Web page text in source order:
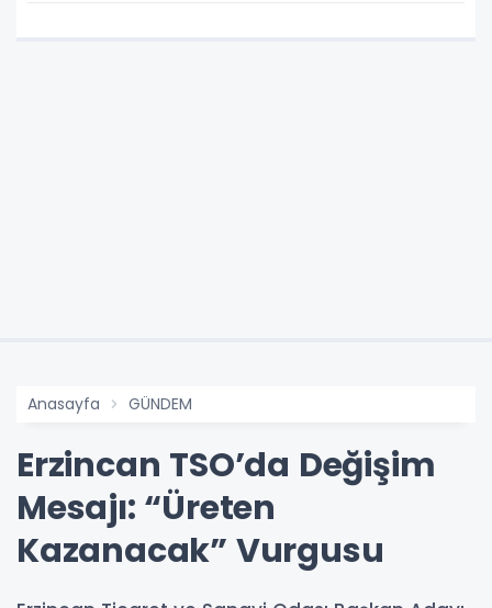
Anasayfa GÜNDEM
Erzincan TSO’da Değişim
Mesajı: “Üreten
Kazanacak” Vurgusu